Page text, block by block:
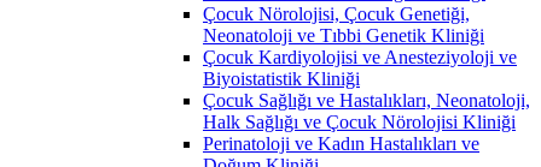
Çocuk Nörolojisi, Çocuk Genetiği,
Neonatoloji ve Tıbbi Genetik Kliniği
Çocuk Kardiyolojisi ve Anesteziyoloji ve
Biyoistatistik Kliniği
Çocuk Sağlığı ve Hastalıkları, Neonatoloji,
Halk Sağlığı ve Çocuk Nörolojisi Kliniği
Perinatoloji ve Kadın Hastalıkları ve